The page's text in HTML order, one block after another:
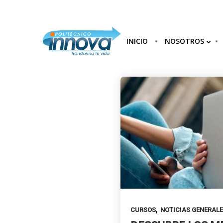
30
DICIEMBRE
2024
INNOVA
INSTITUTO:
FORMACIÓN
TÉCNICA Y
OPINIONES QUE
TRANSFORMAN
VIDAS EN
COLOMBIA
25
DICIEMBRE
2024
CARRERAS TÉCNICAS
LABORALES: INNOVACIÓN Y
FUTURO EN COLOMBIA
INICIO NOSOTROS
CURSOS, NOTICIAS